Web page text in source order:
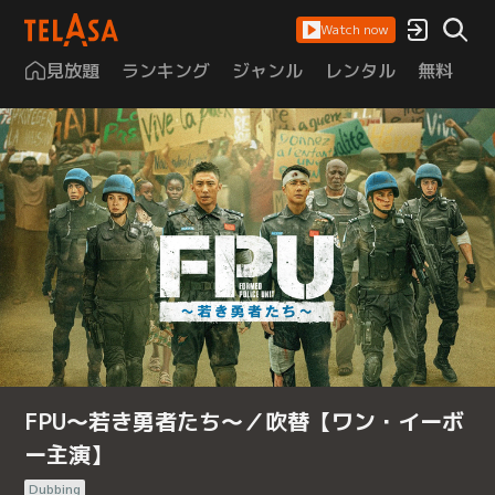
Watch now
見放題 ランキング ジャンル レンタル 無料
FPU～若き勇者たち～／吹替【ワン・イーボ
ー主演】
Dubbing